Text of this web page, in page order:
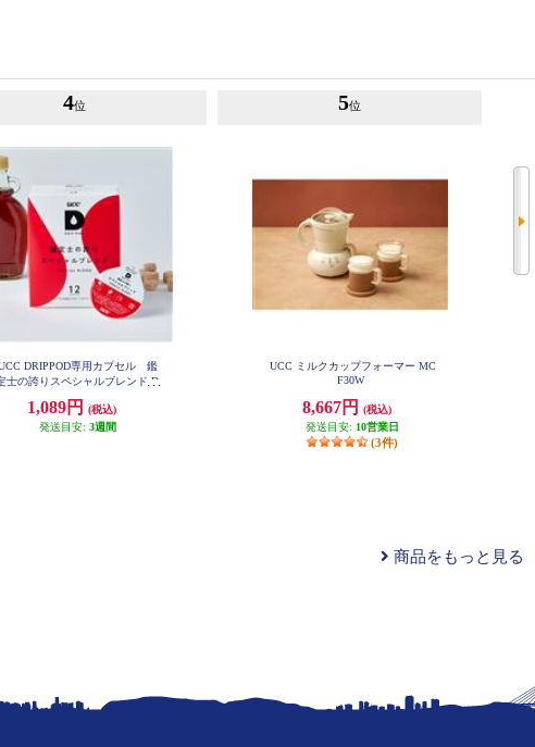
4位
DRIPPOD専用カプセル 鑑
士の誇りスペシャルブレンド D
1,089円
(税込)
発送目安: 3週間
5位
UCC ミルクカップフォーマー MC
F30W
8,667円
(税込)
発送目安: 10営業日
(3件)
商品をもっと見る